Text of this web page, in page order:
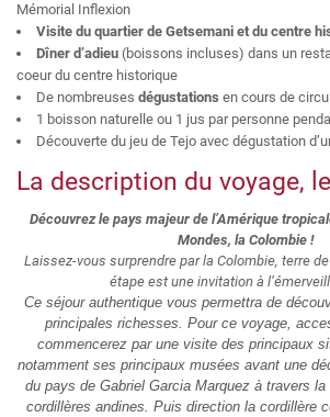
Mémorial Inflexion
Visite du quartier de Getsemani et du centre
Dîner d’adieu (boissons incluses) dans un
coeur du centre historique
De nombreuses dégustations en cours de
1 boisson naturelle ou 1 jus par personne
Découverte du jeu de Tejo avec dégustation
La description du voyage,
Découvrez le pays majeur de l’Amérique
Mondes, la Colombie !
Laissez-vous surprendre par la Colombie, terre
étape est une invitation à
Ce séjour authentique vous permettra de
principales richesses. Pour ce voyage,
commencerez par une visite des principaux
notamment ses principaux musées avant une
du pays de Gabriel Garcia Marquez à travers
cordillères andines. Puis direction la cordillère